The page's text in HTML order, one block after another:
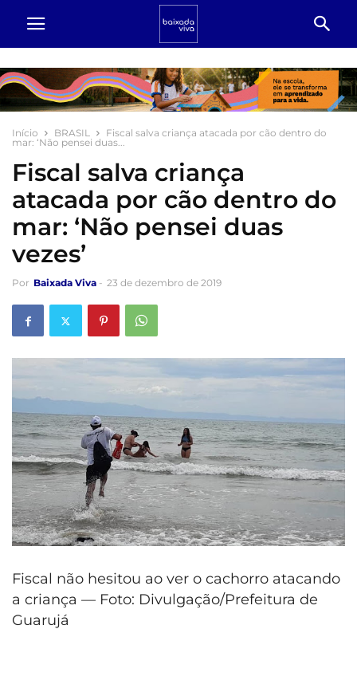
Início BRASIL
Fiscal salva criança atacada por cão dentro do
mar: ‘Não pensei duas...
Fiscal salva criança
atacada por cão dentro do
mar: ‘Não pensei duas
vezes’
Por Baixada Viva - 23 de dezembro de 2019
Fiscal não hesitou ao ver o cachorro atacando
a criança — Foto: Divulgação/Prefeitura de
Guarujá